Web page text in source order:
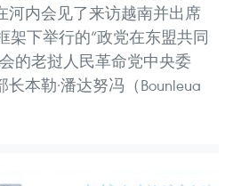
河内会见了来访越南并出席
架下举行的“政党在东盟共同
的老挝人民革命党中央委
本勒·潘达努冯（Bounleua